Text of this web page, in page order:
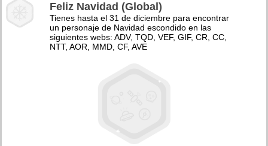
Feliz Navidad (Global)
Tienes hasta el 31 de diciembre para encontrar
un personaje de Navidad escondido en las
siguientes webs: ADV, TQD, VEF, GIF, CR, CC,
NTT, AOR, MMD, CF, AVE